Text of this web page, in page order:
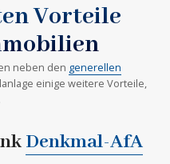
Vorteile
neben den generellen
einige weitere Vorteile,
Denkmal-AfA